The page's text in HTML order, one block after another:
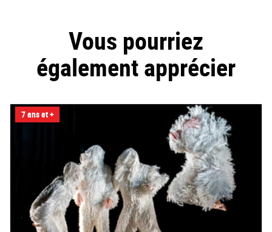
Vous pourriez
également apprécier
7 ans et +